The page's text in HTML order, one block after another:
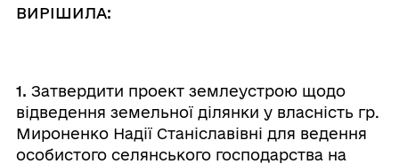
ВИРІШИЛА:
1. Затвердити проект землеустрою щодо
відведення земельної ділянки у власність гр.
Мироненко Надії Станіславівні для ведення
особистого селянського господарства на